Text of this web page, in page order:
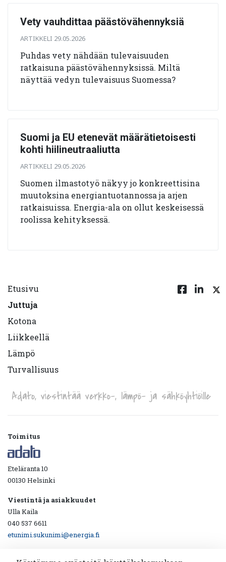
Vety vauhdittaa päästövähennyksiä
ARTIKKELI 29.05.2026
Puhdas vety nähdään tulevaisuuden
ratkaisuna päästövähennyksissä. Miltä
näyttää vedyn tulevaisuus Suomessa?
Suomi ja EU etenevät määrätietoisesti
kohti hiilineutraaliutta
ARTIKKELI 29.05.2026
Suomen ilmastotyö näkyy jo konkreettisina
muutoksina energiantuotannossa ja arjen
ratkaisuissa. Energia-ala on ollut keskeisessä
roolissa kehityksessä.
Etusivu
Juttuja
Kotona
Liikkeellä
Lämpö
Turvallisuus
Adato, viestintää verkko-, lämpö- ja sähköyhtiöille
Toimitus
Eteläranta 10
00130 Helsinki
Viestintä ja asiakkuudet
Ulla Kaila
040 537 6611
etunimi.sukunimi@energia.fi